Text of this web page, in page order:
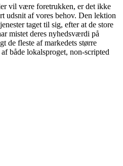
vil være foretrukken, er det ikke
udsnit af vores behov. Den lektion
taget til sig, efter at de store
mistet deres nyhedsværdi på
de fleste af markedets større
både lokalsproget, non-scripted